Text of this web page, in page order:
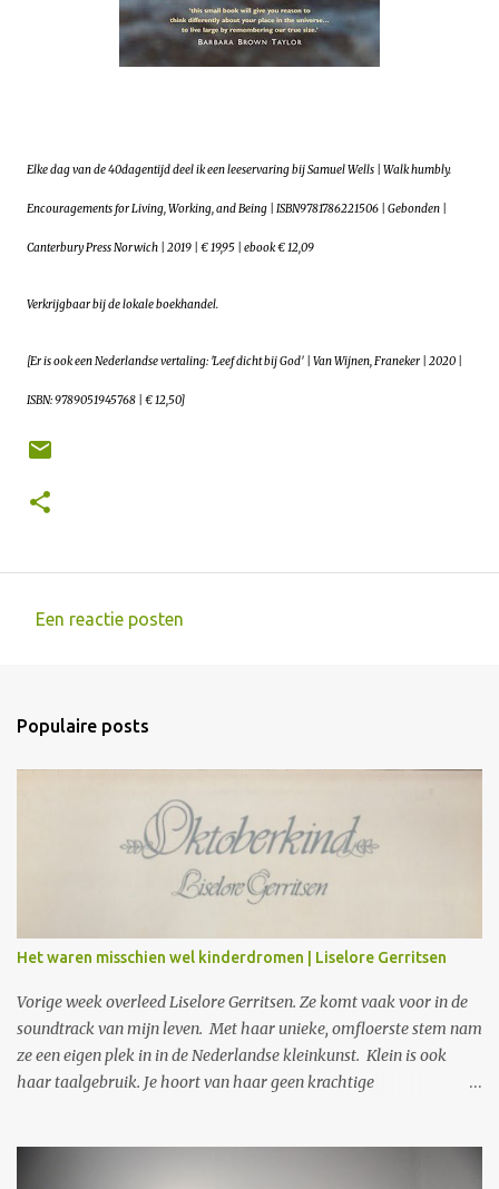
Elke dag van de 40dagentijd deel ik een leeservaring bij Samuel Wells | Walk humbly.
Encouragements for Living, Working, and Being | ISBN9781786221506 | Gebonden |
Canterbury Press Norwich | 2019 | € 19,95 | ebook € 12,09
Verkrijgbaar bij de lokale boekhandel.
[Er is ook een Nederlandse vertaling: 'Leef dicht bij God' | Van Wijnen, Franeker | 2020 |
ISBN: 9789051945768 | € 12,50]
c
t
Een reactie posten
Populaire posts
Het waren misschien wel kinderdromen | Liselore Gerritsen
Vorige week overleed Liselore Gerritsen. Ze komt vaak voor in de
soundtrack van mijn leven. Met haar unieke, omfloerste stem nam
ze een eigen plek in in de Nederlandse kleinkunst. Klein is ook
haar taalgebruik. Je hoort van haar geen krachtige